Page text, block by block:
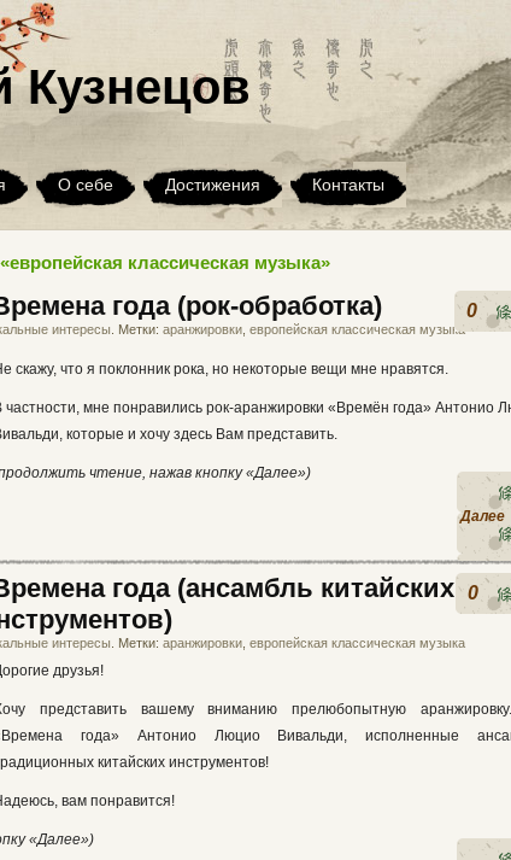
Кузнецов
О себе Достижения Контакты
классическая музыка»
года (рок-обработка)
интересы . Метки: аранжировки европейская классическая музыка
0
скажу, что я поклонник рока, но некоторые вещи мне нравятся.
частности, мне понравились рок-аранжировки «Времён года» Антонио
которые и хочу здесь Вам представить.
чтение, нажав кнопку «Далее»)
Далее
года (ансамбль китайских
интересы . Метки: аранжировки европейская классическая музыка
0
друзья!
представить вашему вниманию прелюбопытную
года» Антонио Люцио Вивальди, исполненные
китайских инструментов!
вам понравится!
«Далее»)